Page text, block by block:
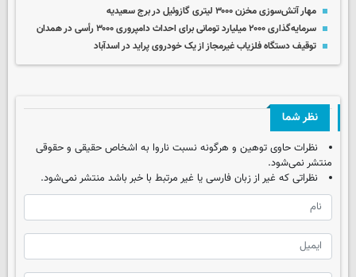
مهار آتش‌سوزی مخزن ۳۰۰۰ لیتری گازوئیل در برج سعیدیه
سرمایه‌گذاری ۲۰۰۰ میلیارد تومانی برای احداث دامپروری ۳۰۰۰ رأسی در همدان
توقیف دستگاه فلزیاب غیرمجاز از یک خودروی پراید در اسدآباد
نظر شما
نظرات حاوی توهین و هرگونه نسبت ناروا به اشخاص حقیقی و حقوقی
منتشر نمی‌شود.
نظراتی که غیر از زبان فارسی یا غیر مرتبط با خبر باشد منتشر نمی‌شود.